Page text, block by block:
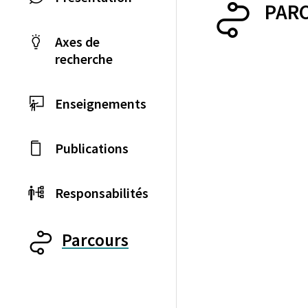
Axes de
recherche
Enseignements
Publications
Responsabilités
Parcours